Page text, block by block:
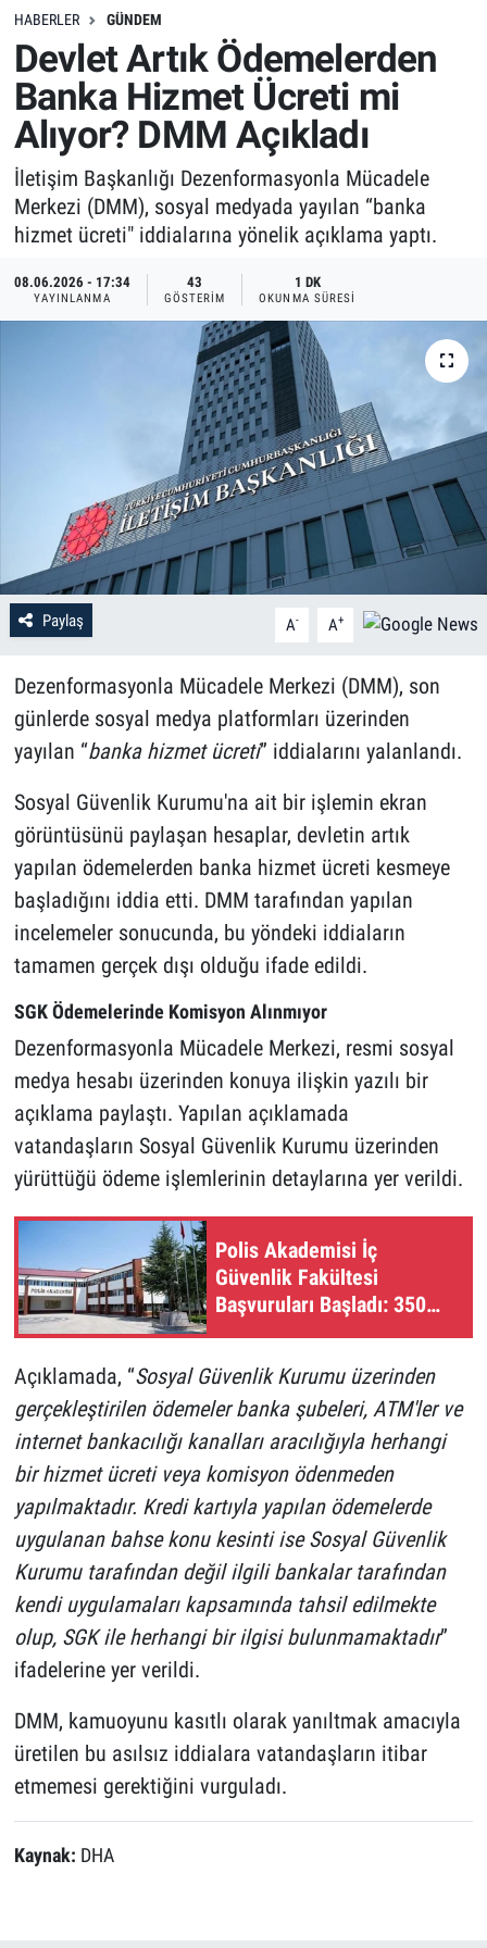
HABERLER GÜNDEM
Devlet Artık Ödemelerden
Banka Hizmet Ücreti mi
Alıyor? DMM Açıkladı
İletişim Başkanlığı Dezenformasyonla Mücadele
Merkezi (DMM), sosyal medyada yayılan “banka
hizmet ücreti" iddialarına yönelik açıklama yaptı.
08.06.2026 - 17:34
YAYINLANMA
43
GÖSTERIM
1 DK
OKUNMA SÜRESI
Paylaş A- A+
Dezenformasyonla Mücadele Merkezi (DMM), son
günlerde sosyal medya platformları üzerinden
yayılan “banka hizmet ücreti” iddialarını yalanlandı.
Sosyal Güvenlik Kurumu'na ait bir işlemin ekran
görüntüsünü paylaşan hesaplar, devletin artık
yapılan ödemelerden banka hizmet ücreti kesmeye
başladığını iddia etti. DMM tarafından yapılan
incelemeler sonucunda, bu yöndeki iddiaların
tamamen gerçek dışı olduğu ifade edildi.
SGK Ödemelerinde Komisyon Alınmıyor
Dezenformasyonla Mücadele Merkezi, resmi sosyal
medya hesabı üzerinden konuya ilişkin yazılı bir
açıklama paylaştı. Yapılan açıklamada
vatandaşların Sosyal Güvenlik Kurumu üzerinden
yürüttüğü ödeme işlemlerinin detaylarına yer verildi.
Polis Akademisi İç
Güvenlik Fakültesi
Başvuruları Başladı: 350
Açıklamada, “Sosyal Güvenlik Kurumu üzerinden
gerçekleştirilen ödemeler banka şubeleri, ATM'ler ve
internet bankacılığı kanalları aracılığıyla herhangi
bir hizmet ücreti veya komisyon ödenmeden
yapılmaktadır. Kredi kartıyla yapılan ödemelerde
uygulanan bahse konu kesinti ise Sosyal Güvenlik
Kurumu tarafından değil ilgili bankalar tarafından
kendi uygulamaları kapsamında tahsil edilmekte
olup, SGK ile herhangi bir ilgisi bulunmamaktadır”
ifadelerine yer verildi.
DMM, kamuoyunu kasıtlı olarak yanıltmak amacıyla
üretilen bu asılsız iddialara vatandaşların itibar
etmemesi gerektiğini vurguladı.
Kaynak: DHA